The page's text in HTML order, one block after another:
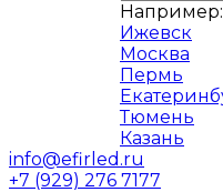
Например:
Ижевск
Москва
Пермь
Тюмень
Казань
info@efirled.ru
+7 (929) 276 7177